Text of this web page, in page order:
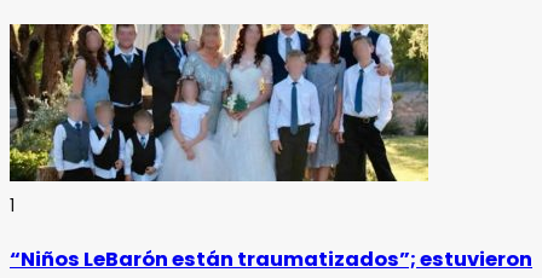
1
“Niños LeBarón están traumatizados”; estuvieron